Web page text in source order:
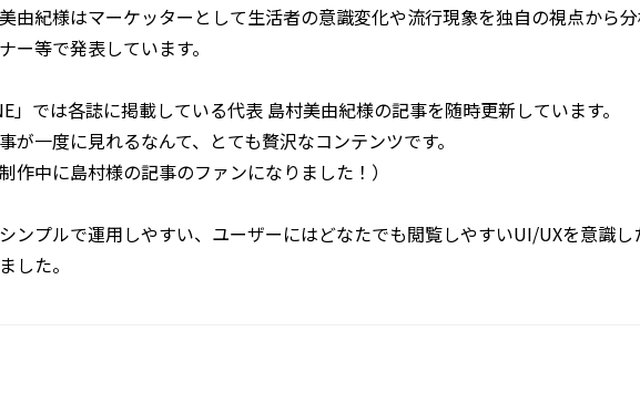
由紀様はマーケッターとして生活者の意識変化や流行現象を独自の視点から分
ー等で発表しています。
」では各誌に掲載している代表 島村美由紀様の記事を随時更新しています。
が一度に見れるなんて、とても贅沢なコンテンツです。
制作中に島村様の記事のファンになりました！）
ンプルで運用しやすい、ユーザーにはどなたでも閲覧しやすいUI/UXを意識し
した。